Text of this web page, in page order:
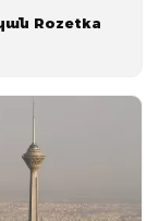
Rozetka